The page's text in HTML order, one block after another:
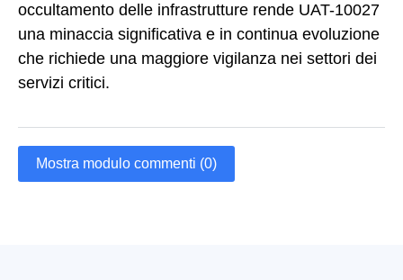
occultamento delle infrastrutture rende UAT-10027
una minaccia significativa e in continua evoluzione
che richiede una maggiore vigilanza nei settori dei
servizi critici.
Mostra modulo commenti (0)